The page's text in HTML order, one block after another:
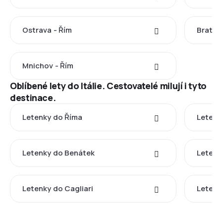
Ostrava - Řím
Mnichov - Řím
Oblíbené lety do Itálie. Cestovatelé milují i tyto
destinace.
Letenky do Říma
Letenky do Benátek
Letenky do Cagliari